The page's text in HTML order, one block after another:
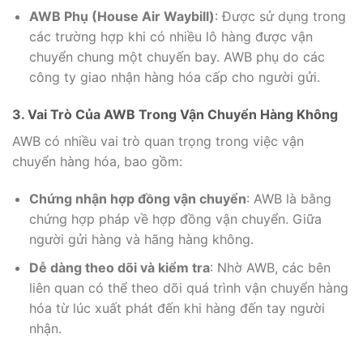
AWB Phụ (House Air Waybill): Được sử dụng trong
các trường hợp khi có nhiều lô hàng được vận
chuyển chung một chuyến bay. AWB phụ do các
công ty giao nhận hàng hóa cấp cho người gửi.
3. Vai Trò Của AWB Trong Vận Chuyển Hàng Không
AWB có nhiều vai trò quan trọng trong việc vận
chuyển hàng hóa, bao gồm:
Chứng nhận hợp đồng vận chuyển: AWB là bằng
chứng hợp pháp về hợp đồng vận chuyển. Giữa
người gửi hàng và hãng hàng không.
Dễ dàng theo dõi và kiểm tra: Nhờ AWB, các bên
liên quan có thể theo dõi quá trình vận chuyển hàng
hóa từ lúc xuất phát đến khi hàng đến tay người
nhận.